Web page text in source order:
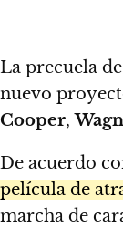
La precuela de
nuevo
Cooper,
De acuerdo
película de
marcha de